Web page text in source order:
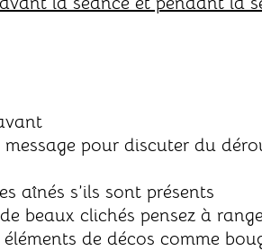
pour discuter du
aînés s’ils sont présents
beaux clichés pensez à
de décos comme